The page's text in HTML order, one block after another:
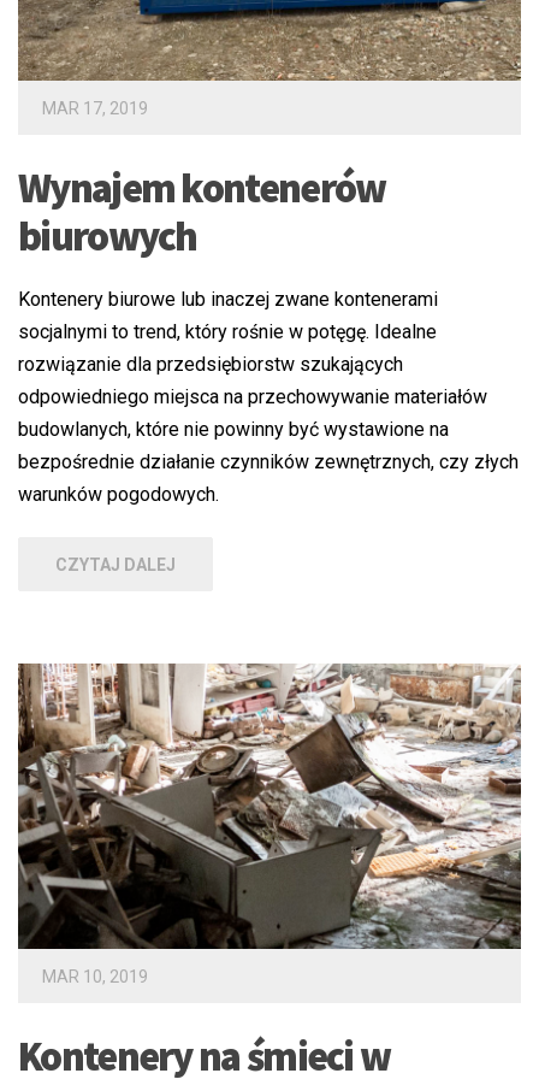
MAR 17, 2019
Wynajem kontenerów
biurowych
Kontenery biurowe lub inaczej zwane kontenerami
socjalnymi to trend, który rośnie w potęgę. Idealne
rozwiązanie dla przedsiębiorstw szukających
odpowiedniego miejsca na przechowywanie materiałów
budowlanych, które nie powinny być wystawione na
bezpośrednie działanie czynników zewnętrznych, czy złych
warunków pogodowych.
CZYTAJ DALEJ
MAR 10, 2019
Kontenery na śmieci w